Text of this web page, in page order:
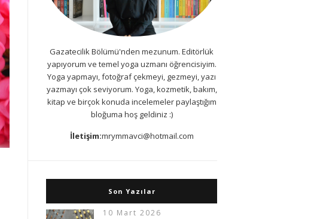
Gazatecilik Bölümü'nden mezunum. Editörlük
yapıyorum ve temel yoga uzmanı öğrencisiyim.
Yoga yapmayı, fotoğraf çekmeyi, gezmeyi, yazı
yazmayı çok seviyorum. Yoga, kozmetik, bakım,
kitap ve birçok konuda incelemeler paylaştığım
bloğuma hoş geldiniz :)
İletişim:mrymmavci@hotmail.com
Son Yazılar
10 Mart 2026